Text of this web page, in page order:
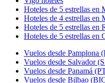
Hoteles de 5 estrellas en
Hoteles de 4 estrellas en
Hoteles de 5 estrellas en
Hoteles de 5 estrellas en
Vuelos desde
Vuelos desde Salvador
Vuelos desde Panamá
Vuelos desde Bilbao